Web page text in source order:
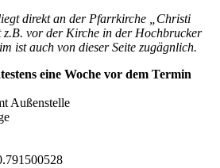
direkt an der Pfarrkirche „Christi
z.B. vor der Kirche in der Hochbrucker
ist auch von dieser Seite zugägnlich.
eine Woche vor dem Termin
Außenstelle